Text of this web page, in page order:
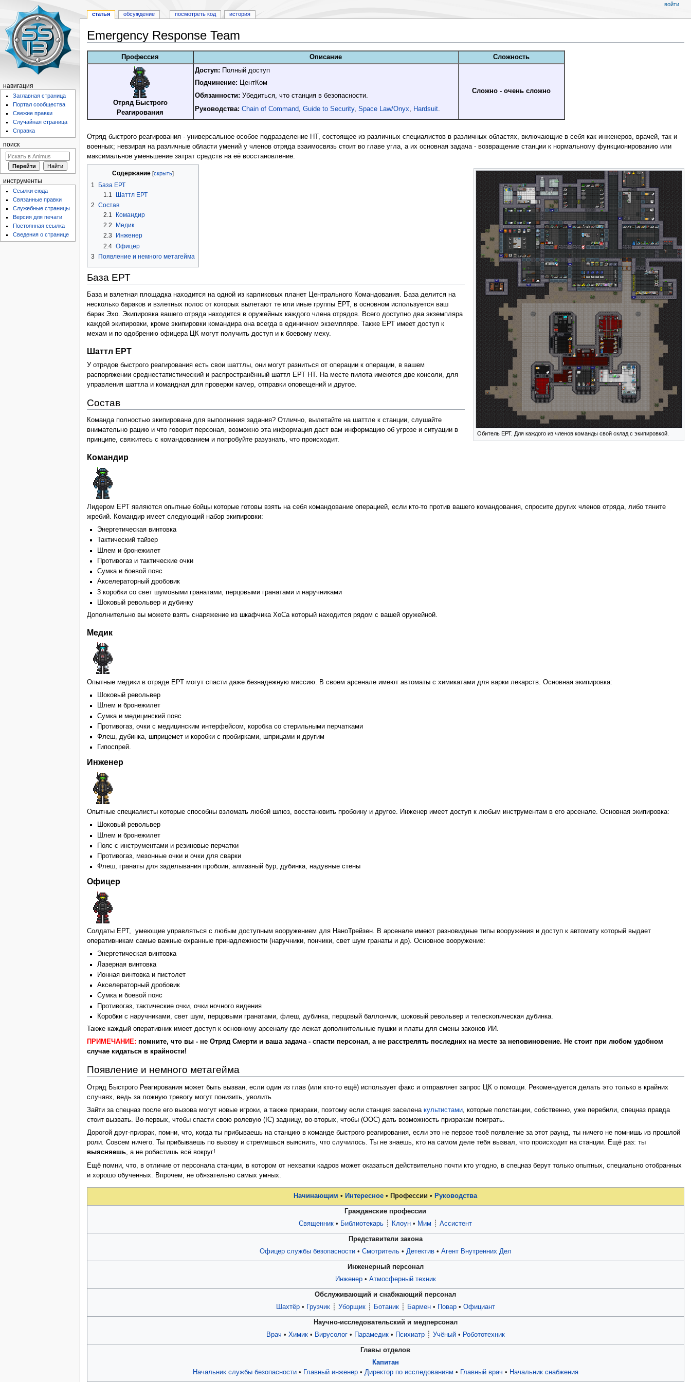
Emergency Response Team
кк
Профессия Описание Сложность
Отряд Быстрого
Реагирования
Доступ: Полный доступ
Подчинение: ЦентКом
Обязанности: Убедиться, что станция в безопасности.
Руководства: Chain of Command Guide to Security, Space Law/Onyx Hardsuit.
Сложно - очень сложно
Отряд быстрого реагирования - универсальное особое подразделение НТ, состоящее из различных специалистов в различных областях, включающие в себя как инженеров, врачей, так и
военных; невзирая на различные области умений у членов отряда взаимосвязь стоит во главе угла, а их основная задача - возвращение станции к нормальному функционированию или
максимальное уменьшение затрат средств на её восстановление.
Обитель ЕРТ. Для каждого из членов команды свой склад с экипировкой.
Содержание
1
База ЕРТ
1.1
Шаттл ЕРТ
2 Состав
2.1
Командир
2.2
Медик
2.3
Инженер
2.4 Офицер
3
Появление и немного метагейма
База ЕРТ
База и взлетная площадка находится на одной из карликовых планет Центрального Командования. База делится на
несколько бараков и взлетных полос от которых вылетают те или иные группы ЕРТ, в основном используется ваш
барак Эхо. Экипировка вашего отряда находится в оружейных каждого члена отрядов. Всего доступно два экземпляра
каждой экипировки, кроме экипировки командира она всегда в единичном экземпляре. Также ЕРТ имеет доступ к
мехам и по одобрению офицера ЦК могут получить доступ и к боевому меху.
Шаттл ЕРТ
У отрядов быстрого реагирования есть свои шаттлы, они могут разниться от операции к операции, в вашем
распоряжении среднестатистический и распространённый шаттл ЕРТ НТ. На месте пилота имеются две консоли, для
управления шаттла и командная для проверки камер, отправки оповещений и другое.
Состав
Команда полностью экипирована для выполнения задания? Отлично, вылетайте на шаттле к станции, слушайте
внимательно рацию и что говорит персонал, возможно эта информация даст вам информацию об угрозе и ситуации в
принципе, свяжитесь с командованием и попробуйте разузнать, что происходит.
Командир
Лидером ЕРТ являются опытные бойцы которые готовы взять на себя командование операцией, если кто-то против вашего командования, спросите других членов отряда, либо тяните
жребий. Командир имеет следующий набор экипировки:
Энергетическая винтовка
Тактический тайзер
Шлем и бронежилет
Противогаз и тактические очки
Сумка и боевой пояс
Акселераторный дробовик
3 коробки со свет шумовыми гранатами, перцовыми гранатами и наручниками
Шоковый револьвер и дубинку
Дополнительно вы можете взять снаряжение из шкафчика ХоСа который находится рядом с вашей оружейной.
Медик
Опытные медики в отряде ЕРТ могут спасти даже безнадежную миссию. В своем арсенале имеют автоматы с химикатами для варки лекарств. Основная экипировка:
Шоковый револьвер
Шлем и бронежилет
Сумка и медицинский пояс
Противогаз, очки с медицинским интерфейсом, коробка со стерильными перчатками
Флеш, дубинка, шприцемет и коробки с пробирками, шприцами и другим
Гипоспрей.
Инженер
Опытные специалисты которые способны взломать любой шлюз, восстановить пробоину и другое. Инженер имеет доступ к любым инструментам в его арсенале. Основная экипировка:
Шоковый револьвер
Шлем и бронежилет
Пояс с инструментами и резиновые перчатки
Противогаз, мезонные очки и очки для сварки
Флеш, гранаты для заделывания пробоин, алмазный бур, дубинка, надувные стены
Офицер
Солдаты ЕРТ, умеющие управляться с любым доступным вооружением для НаноТрейзен. В арсенале имеют разновидные типы вооружения и доступ к автомату который выдает
оперативникам самые важные охранные принадлежности (наручники, пончики, свет шум гранаты и др). Основное вооружение:
Энергетическая винтовка
Лазерная винтовка
Ионная винтовка и пистолет
Акселераторный дробовик
Сумка и боевой пояс
Противогаз, тактические очки, очки ночного видения
Коробки с наручниками, свет шум, перцовыми гранатами, флеш, дубинка, перцовый баллончик, шоковый револьвер и телескопическая дубинка.
Также каждый оперативник имеет доступ к основному арсеналу где лежат дополнительные пушки и платы для смены законов ИИ.
ПРИМЕЧАНИЕ: помните, что вы - не Отряд Смерти и ваша задача - спасти персонал, а не расстрелять последних на месте за неповиновение. Не стоит при любом удобном
случае кидаться в крайности!
Появление и немного метагейма
Отряд Быстрого Реагирования может быть вызван, если один из глав (или кто-то ещё) использует факс и отправляет запрос ЦК о помощи. Рекомендуется делать это только в крайних
случаях, ведь за ложную тревогу могут понизить, уволить
Зайти за спецназ после его вызова могут новые игроки, а также призраки, поэтому если станция заселена культистами, которые полстанции, собственно, уже перебили, спецназ правда
стоит вызвать. Во-первых, чтобы спасти свою ролевую (IC) задницу, во-вторых, чтобы (OOC) дать возможность призракам поиграть.
Дорогой друг-призрак, помни, что, когда ты прибываешь на станцию в команде быстрого реагирования, если это не первое твоё появление за этот раунд, ты ничего не помнишь из прошлой
роли. Совсем ничего. Ты прибываешь по вызову и стремишься выяснить, что случилось. Ты не знаешь, кто на самом деле тебя вызвал, что происходит на станции. Ещё раз: ты
выясняешь, а не робастишь всё вокруг!
Ещё помни, что, в отличие от персонала станции, в котором от нехватки кадров может оказаться действительно почти кто угодно, в спецназ берут только опытных, специально отобранных
и хорошо обученных. Впрочем, не обязательно самых умных.
Начинающим • Интересное • Профессии • Руководства
Гражданские профессии
Священник • Библиотекарь ┊ Клоун • Мим ┊Ассистент
Представители закона
Офицер службы безопасности• Смотритель• Детектив• Агент Внутренних Дел
Инженерный персонал
Инженер• Атмосферный техник
Обслуживающий и снабжающий персонал
Шахтёр• Грузчик┊ Уборщик┊ Ботаник┊ Бармен• Повар• Официант
Научно-исследовательский и медперсонал
Врач • Химик• Вирусолог• Парамедик• Психиатр┊ Учёный• Робототехник
Главы отделов
Капитан
Начальник службы безопасности• Главный инженер• Директор по исследованиям • Главный врач • Начальник снабжения
статья обсуждение посмотреть код история
войти
навигация
Заглавная страница
Портал сообщества
Свежие правки
Случайная страница
Справка
поиск
инструменты
Ссылки сюда
Связанные правки
Служебные страницы
Версия для печати
Постоянная ссылка
Сведения о странице